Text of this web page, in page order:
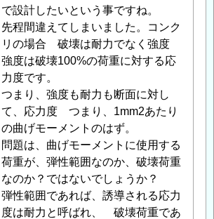
」
に
よ
る
「Re:
鉄
筋
コ
ン
ク
リ
ー
ト
の
で設計したいという事ですね。
先程間違えてしまいました。コンク
リの場合 破壊は耐力でなく強度
強度は破壊100%の荷重に対する応
力度です。
つまり、強度も耐力も断面に対し
て、応力度 つまり、1mm2あたり
の曲げモーメントのはず。
問題は、曲げモーメントに使用する
荷重が、弾性範囲なのか、破壊荷重
なのか？ではないでしょうか？
弾性範囲であれば、誘導される応力
度は耐力と呼ばれ、 破壊荷重であ